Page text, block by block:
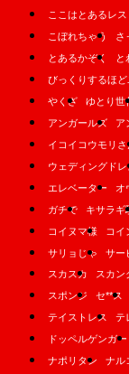
ここはとあるレ
こぼれちゃう
さ
とあるかぞく
と
びっくりするほ
やくざ
ゆとり世
アンガールズ
ア
イコイコウモリさ
ウェディングドレ
エレベーター
オ
ガチで
キサラギ
コイヌマ様
コイ
サリョじゃ
サー
スカスカ
スカン
スポンジ
セ**ス
テイストレス
テ
ドッペルゲンガー
ナポリタン
ナル